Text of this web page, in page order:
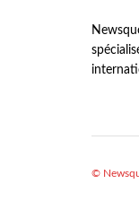
©